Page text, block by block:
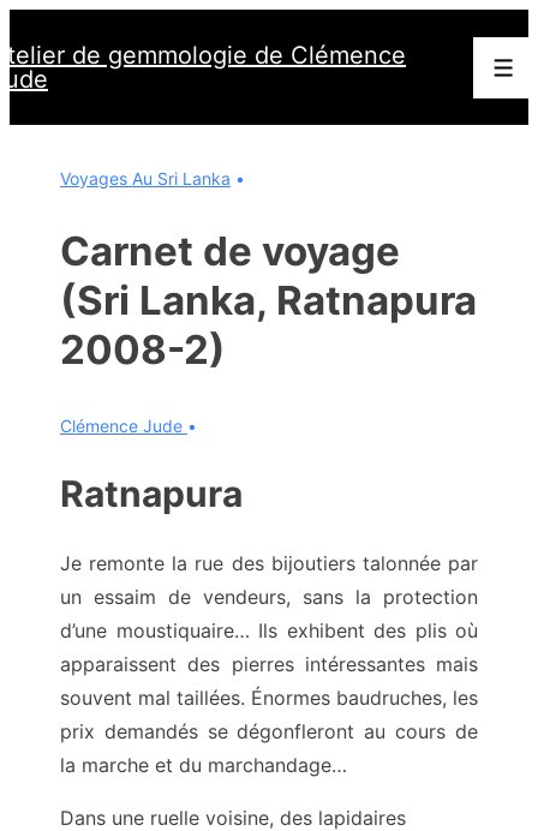
passer
au
contenu
de gemmologie de Clémence
Voyages Au Sri Lanka
Carnet de voyage
(Sri Lanka, Ratnapura
2008-2)
Clémence Jude
Ratnapura
Je remonte la rue des bijoutiers talonnée par
un essaim de vendeurs, sans la protection
d’une moustiquaire… Ils exhibent des plis où
apparaissent des pierres intéressantes mais
souvent mal taillées. Énormes baudruches, les
prix demandés se dégonfleront au cours de
la marche et du marchandage…
Dans une ruelle voisine, des lapidaires